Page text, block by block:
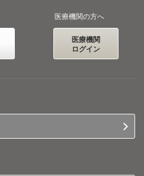
医療機関の方へ
医療機関
ログイン